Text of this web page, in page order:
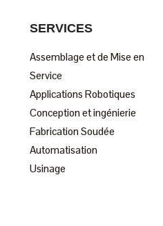
SERVICES
Assemblage et de Mise en
Service
Applications Robotiques
Conception et ingénierie
Fabrication Soudée
Automatisation
Usinage